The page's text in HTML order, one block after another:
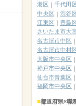
港区
千代田
中央区
渋谷
江東区
豊島
さいたま市大
名古屋市中区
名古屋市中村
大阪市中央区
神戸市中央区
仙台市青葉区
福岡市中央区
都道府県×職